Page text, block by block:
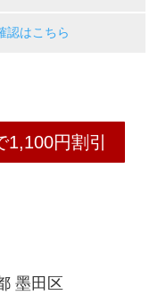
認はこちら
円割引
墨田区